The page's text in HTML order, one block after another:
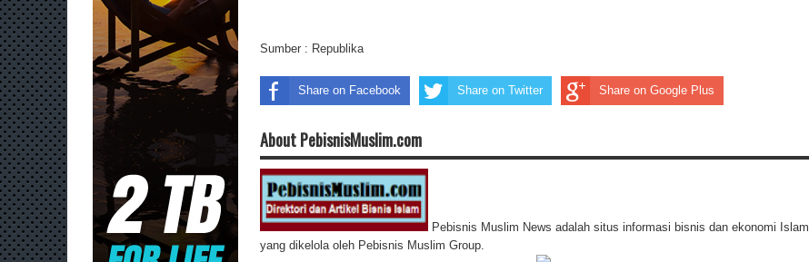
Sumber : Republika
Share on Facebook Share on Twitter Share on Google Plus
About PebisnisMuslim.com
Pebisnis Muslim News adalah situs informasi bisnis dan ekonomi Islam
yang dikelola oleh Pebisnis Muslim Group.